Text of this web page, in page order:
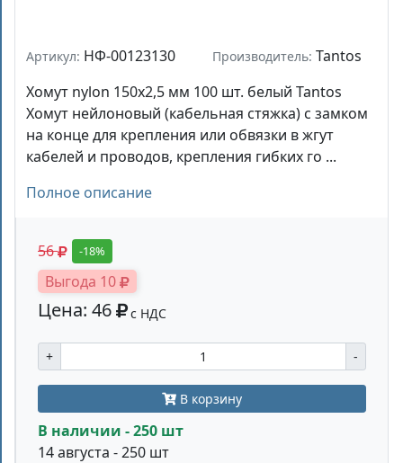
Артикул: НФ-00123130 Производитель: Tantos
Хомут nylon 150x2,5 мм 100 шт. белый Tantos
Хомут нейлоновый (кабельная стяжка) с замком
на конце для крепления или обвязки в жгут
кабелей и проводов, крепления гибких го ...
Полное описание
56 -18%
Выгода 10
Цена: 46 с НДС
+ -
В корзину
В наличии - 250 шт
14 августа - 250 шт